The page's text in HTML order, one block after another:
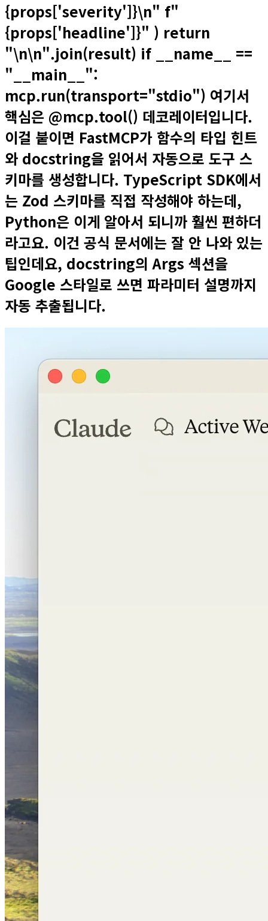
{props['severity']}\n" f"
{props['headline']}" ) return
"\n\n".join(result) if __name__ ==
"__main__":
mcp.run(transport="stdio") 여기서
핵심은 @mcp.tool() 데코레이터입니다.
이걸 붙이면 FastMCP가 함수의 타입 힌트
와 docstring을 읽어서 자동으로 도구 스
키마를 생성합니다. TypeScript SDK에서
는 Zod 스키마를 직접 작성해야 하는데,
Python은 이게 알아서 되니까 훨씬 편하더
라고요. 이건 공식 문서에는 잘 안 나와 있는
팁인데요, docstring의 Args 섹션을
Google 스타일로 쓰면 파라미터 설명까지
자동 추출됩니다.